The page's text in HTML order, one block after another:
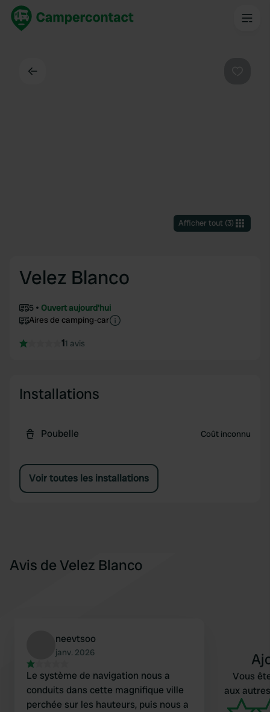
Afficher tout(3)
Velez Blanco
5
Ouvert aujourd'hui
Aires de camping-car
11 avis
Installations
Poubelle Coût inconnu
Voir toutes les installations
Avis de Velez Blanco
neevtsoo
janv. 2026
Le système de navigation nous a
conduits dans cette magnifique ville
perchée sur les hauteurs, puis nous a
Vous
aux